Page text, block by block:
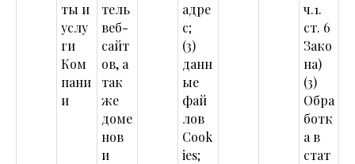
ты и
услу
ги
Ком
пани
и
тель
веб-
сайт
ов, а
так
же
доме
нов
и
адре
с;
(3)
данн
ые
фай
лов
Cook
ies;
ч.1.
ст. 6
Зако
на)
(3)
Обра
ботк
а в
стат